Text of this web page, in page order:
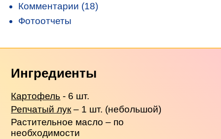
Комментарии (18)
Фотоотчеты
Ингредиенты
Картофель - 6 шт.
Репчатый лук – 1 шт. (небольшой)
Растительное масло – по
необходимости